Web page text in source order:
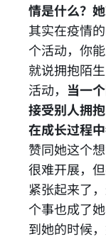
情是什么？
其实在疫情
个活动，你
就说拥抱陌
活动， 当一
接受别人拥
在成长过程
赞同她这个
很难开展，
紧张起来了
个事也成了
到她的时候